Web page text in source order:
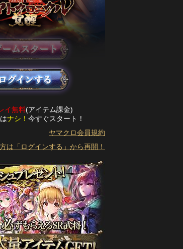
イ無料(アイテム課金)
ナシ！ 今すぐスタート！
ヤマクロ会員規約
は「ログインする」から再開！